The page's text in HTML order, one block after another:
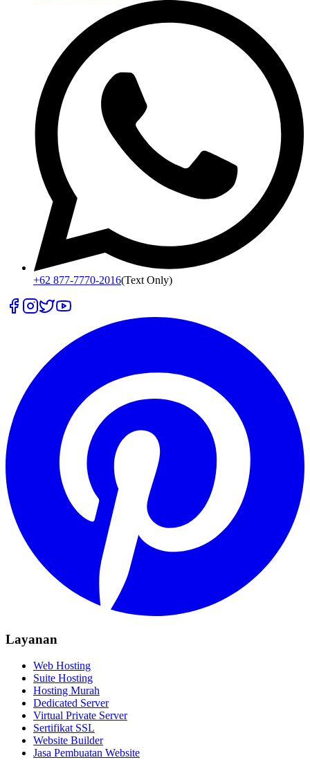
+62 877-7770-2016(Text Only)
Layanan
Web Hosting
Suite Hosting
Hosting Murah
Dedicated Server
Virtual Private Server
Sertifikat SSL
Website Builder
Jasa Pembuatan Website